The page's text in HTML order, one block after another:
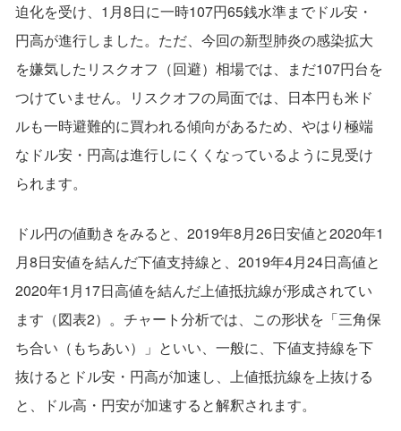
迫化を受け、1月8日に一時107円65銭水準までドル安・
円高が進行しました。ただ、今回の新型肺炎の感染拡大
を嫌気したリスクオフ（回避）相場では、まだ107円台を
つけていません。リスクオフの局面では、日本円も米ド
ルも一時避難的に買われる傾向があるため、やはり極端
なドル安・円高は進行しにくくなっているように見受け
られます。
ドル円の値動きをみると、2019年8月26日安値と2020年1
月8日安値を結んだ下値支持線と、2019年4月24日高値と
2020年1月17日高値を結んだ上値抵抗線が形成されてい
ます（図表2）。チャート分析では、この形状を「三角保
ち合い（もちあい）」といい、一般に、下値支持線を下
抜けるとドル安・円高が加速し、上値抵抗線を上抜ける
と、ドル高・円安が加速すると解釈されます。